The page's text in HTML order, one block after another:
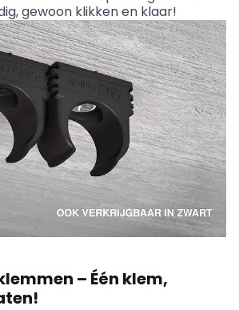
gewoon klikken en klaar!
– Één klem,